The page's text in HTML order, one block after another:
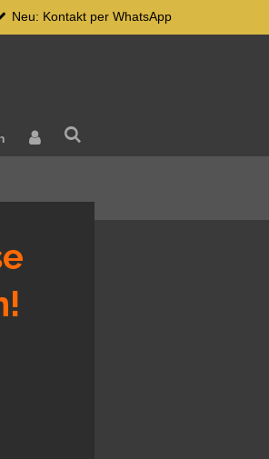
Neu: Kontakt per WhatsApp